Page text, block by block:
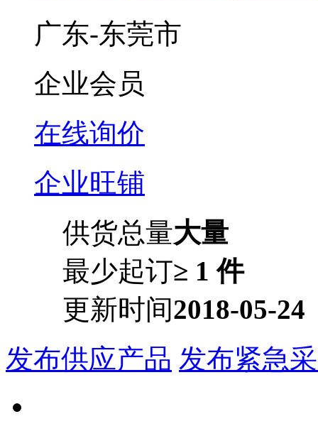
广东-东莞市
企业会员
在线询价
企业旺铺
供货总量大量
最少起订≥ 1 件
更新时间2018-05-24
发布供应产品 发布紧急